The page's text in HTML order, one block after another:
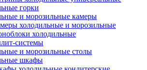
горки
и морозильные камеры
холодильные и морозильные
холодильные
системы
и морозильные столы
шкафы